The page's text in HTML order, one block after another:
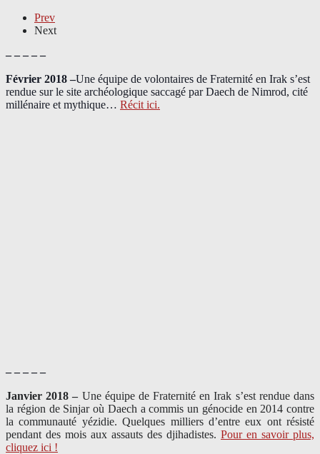
Prev
Next
– – – – –
Février 2018 –Une équipe de volontaires de Fraternité en Irak s’est
rendue sur le site archéologique saccagé par Daech de Nimrod, cité
millénaire et mythique… Récit ici.
– – – – –
Janvier 2018 – Une équipe de Fraternité en Irak s’est rendue dans
la région de Sinjar où Daech a commis un génocide en 2014 contre
la communauté yézidie. Quelques milliers d’entre eux ont résisté
pendant des mois aux assauts des djihadistes. Pour en savoir plus,
cliquez ici !